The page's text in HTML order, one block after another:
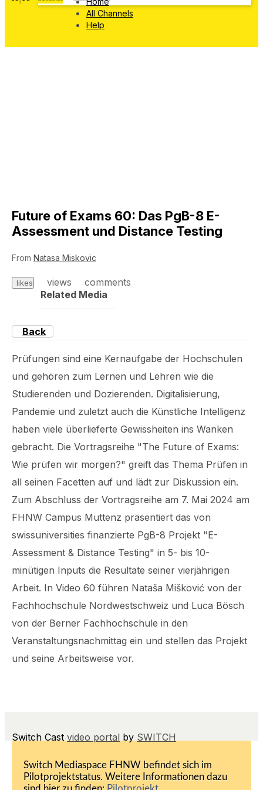
All Channels
Help
Future of Exams 60: Das PgB-8 E-
Assessment und Distance Testing
From Natasa Miskovic
likes views
comments
Related Media
Back
Prüfungen sind eine Kernaufgabe der Hochschulen
und gehören zum Lernen und Lehren wie die
Studierenden und Dozierenden. Digitalisierung,
Pandemie und zuletzt auch die Künstliche Intelligenz
haben viele überlieferte Gewissheiten ins Wanken
gebracht. Die Vortragsreihe "The Future of Exams:
Wie prüfen wir morgen?" greift das Thema Prüfen in
all seinen Facetten auf und lädt zur Diskussion ein.
Zum Abschluss der Vortragsreihe am 7. Mai 2024 am
FHNW Campus Muttenz präsentiert das von
swissuniversities finanzierte PgB-8 Projekt "E-
Assessment & Distance Testing" in 5- bis 10-
minütigen Inputs die Resultate seiner vierjährigen
Arbeit. In Video 60 führen Nataša Mišković von der
Fachhochschule Nordwestschweiz und Luca Bösch
von der Berner Fachhochschule in den
Veranstaltungsnachmittag ein und stellen das Projekt
und seine Arbeitsweise vor.
Switch Cast video portal by SWITCH
Switch Mediaspace FHNW befindet sich im
Pilotprojektstatus. Weitere Informationen dazu